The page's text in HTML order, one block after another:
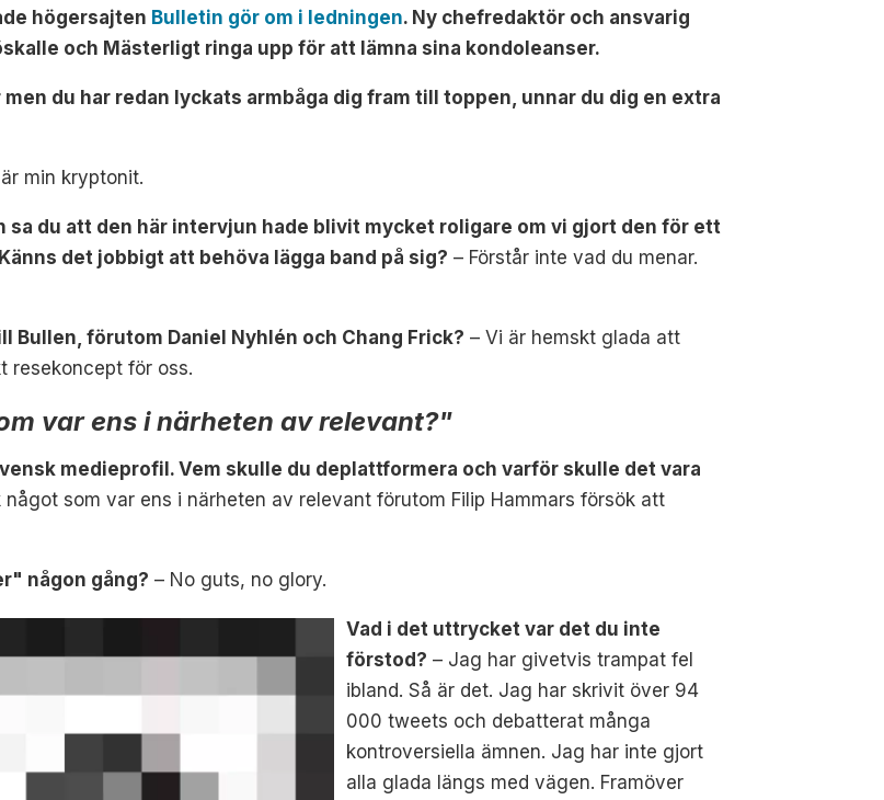
högersajten Bulletin gör om i ledningen. Ny chefredaktör och ansvarig
och Mästerligt ringa upp för att lämna sina kondoleanser.
du har redan lyckats armbåga dig fram till toppen, unnar du dig en extra
min kryptonit.
sa du att den här intervjun hade blivit mycket roligare om vi gjort den för ett
det jobbigt att behöva lägga band på sig? – Förstår inte vad du menar.
förutom Daniel Nyhlén och Chang Frick? – Vi är hemskt glada att
resekoncept för oss.
var ens i närheten av relevant?"
medieprofil. Vem skulle du deplattformera och varför skulle det vara
något som var ens i närheten av relevant förutom Filip Hammars försök att
någon gång? – No guts, no glory.
Vad i det uttrycket var det du inte
förstod? – Jag har givetvis trampat fel
ibland. Så är det. Jag har skrivit över 94
000 tweets och debatterat många
kontroversiella ämnen. Jag har inte gjort
alla glada längs med vägen. Framöver